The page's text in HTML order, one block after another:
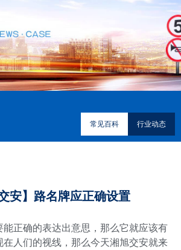
常见百科 行业动态
交安】路名牌应正确设置
能正确的表达出意思，那么它就应该有
人们的视线，那么今天湘旭交安就来